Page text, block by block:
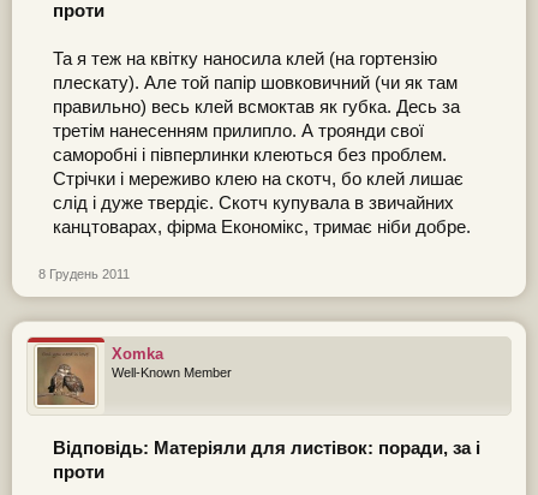
проти
Та я теж на квітку наносила клей (на гортензію
плескату). Але той папір шовковичний (чи як там
правильно) весь клей всмоктав як губка. Десь за
третім нанесенням прилипло. А троянди свої
саморобні і півперлинки клеються без проблем.
Стрічки і мереживо клею на скотч, бо клей лишає
слід і дуже твердіє. Скотч купувала в звичайних
канцтоварах, фірма Економікс, тримає ніби добре.
8 Грудень 2011
Xomka
Well-Known Member
Відповідь: Матеріяли для листівок: поради, за і
проти